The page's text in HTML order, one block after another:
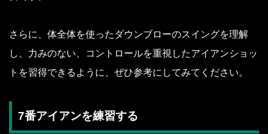
さらに、体全体を使ったダウンブローのスイングを理解
し、力みのない、コントロールを重視したアイアンショッ
トを習得できるように、ぜひ参考にしてみてください。
7番アイアンを練習する